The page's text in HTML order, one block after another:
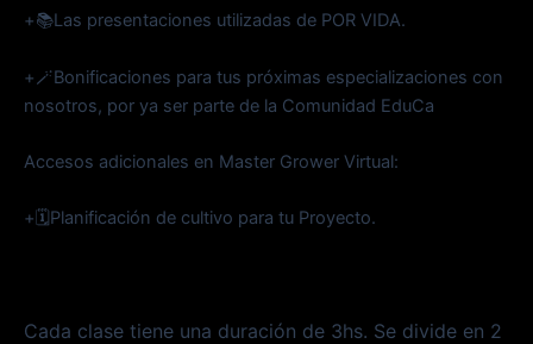
+📚Las presentaciones utilizadas de POR VIDA.
+🪄Bonificaciones para tus próximas especializaciones con
nosotros, por ya ser parte de la Comunidad EduCa
Accesos adicionales en Master Grower Virtual:
+🗓️Planificación de cultivo para tu Proyecto.
Cada clase tiene una duración de 3hs. Se divide en 2